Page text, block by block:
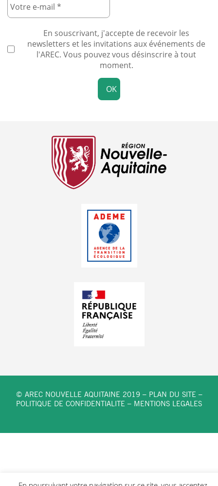
En souscrivant, j'accepte de recevoir les
newsletters et les invitations aux événements de
l'AREC. Vous pouvez vous désinscrire à tout
moment.
© AREC NOUVELLE AQUITAINE 2019 – PLAN DU SITE–
POLITIQUE DE CONFIDENTIALITE – MENTIONS LEGALES